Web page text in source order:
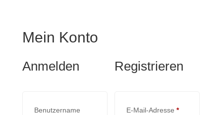
Mein Konto
Anmelden
Benutzername
Registrieren
E-Mail-Adresse*